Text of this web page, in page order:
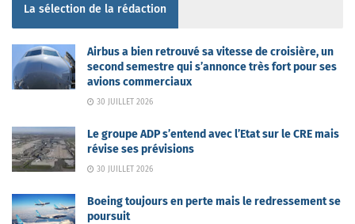
La sélection de la rédaction
Airbus a bien retrouvé sa vitesse de croisière, un
second semestre qui s’annonce très fort pour ses
avions commerciaux
30 JUILLET 2026
Le groupe ADP s’entend avec l’Etat sur le CRE mais
révise ses prévisions
30 JUILLET 2026
Boeing toujours en perte mais le redressement se
poursuit